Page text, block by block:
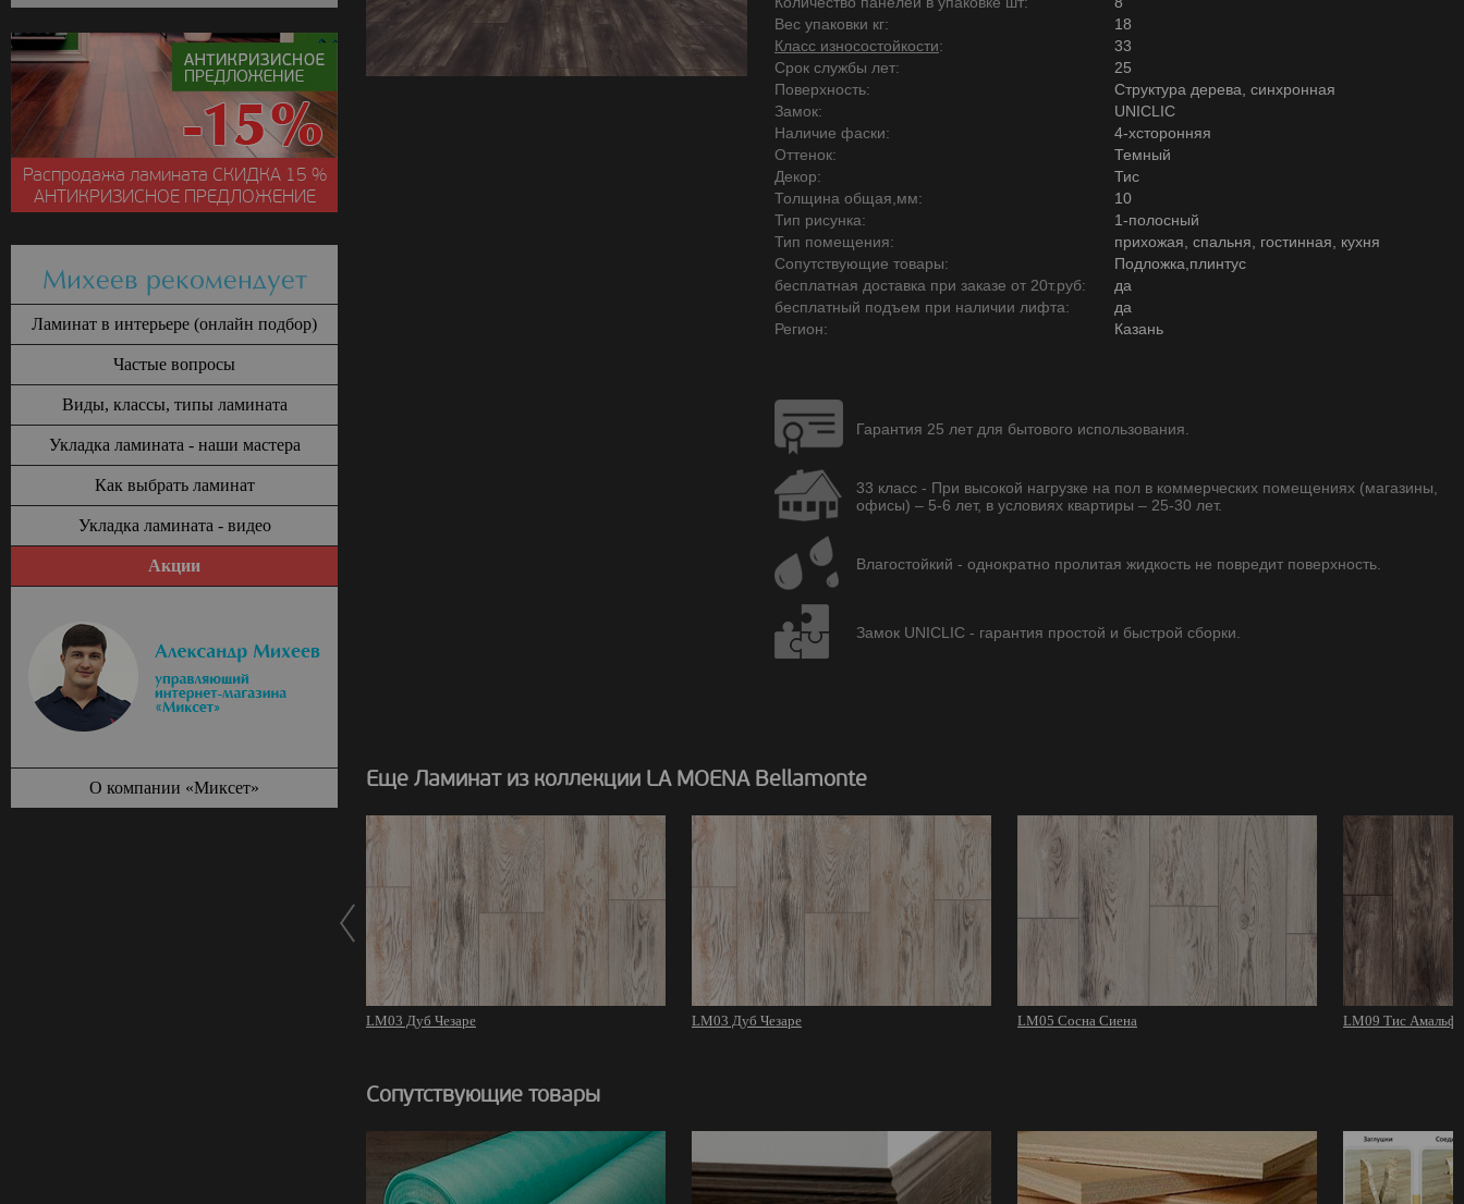
Вес упаковки кг:
18
Класс износостойкости:
33
Срок службы лет:
25
Поверхность:
Структура дерева, синхронная
Замок:
UNICLIC
Наличие фаски:
4-хсторонняя
Оттенок:
Темный
Декор:
Тис
Толщина общая,мм:
10
Тип рисунка:
1-полосный
Тип помещения:
прихожая, спальня, гостинная, кухня
Сопутствующие товары:
Подложка,плинтус
бесплатная доставка при заказе от 20т.руб:
да
бесплатный подъем при наличии лифта:
да
Регион:
Казань
Гарантия 25 лет для бытового использования.
33 класс - При высокой нагрузке на пол в коммерческих помещениях (магазины,
офисы) – 5-6 лет, в условиях квартиры – 25-30 лет.
Влагостойкий - однократно пролитая жидкость не повредит поверхность.
Замок UNICLIC - гарантия простой и быстрой сборки.
Еще Ламинат из коллекции LA MOENA Bellamonte
LM03 Дуб Чезаре LM03 Дуб Чезаре LM05 Сосна Сиена LM09 Тис Амальфи
Сопутствующие товары
Распродажа ламината СКИДКА15 %
АНТИКРИЗИСНОЕ ПРЕДЛОЖЕНИЕ
Михеев рекомендует
Ламинат в интерьере (онлайн подбор)
Частые вопросы
Виды, классы, типы ламината
Укладка ламината - наши мастера
Как выбрать ламинат
Укладка ламината - видео
Акции
О компании «Миксет»